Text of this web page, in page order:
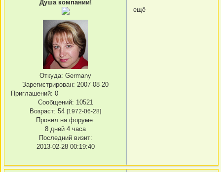
Душа компании!
Откуда: Germany
Зарегистрирован: 2007-08-20
Приглашений: 0
Сообщений: 10521
Возраст: 54 [1972-06-28]
Провел на форуме:
8 дней 4 часа
Последний визит:
2013-02-28 00:19:40
ещё